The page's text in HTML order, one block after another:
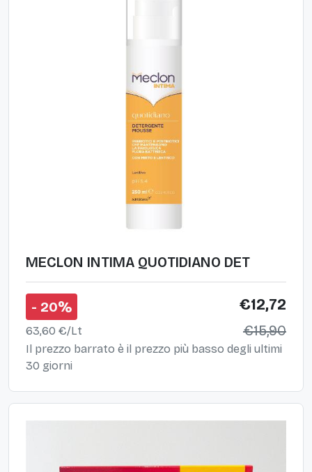
MECLON INTIMA QUOTIDIANO DET
- 20% €12,72
63,60 €/Lt €15,90
Il prezzo barrato è il prezzo più basso degli ultimi
30 giorni